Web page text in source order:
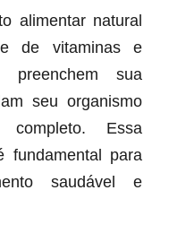
alimentar natural
de vitaminas e
preenchem sua
seu organismo
completo. Essa
fundamental para
saudável e